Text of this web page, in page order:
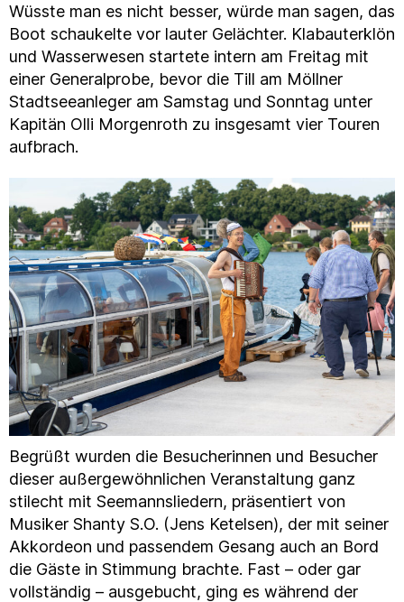
Wüsste man es nicht besser, würde man sagen, das
Boot schaukelte vor lauter Gelächter. Klabauterklön
und Wasserwesen startete intern am Freitag mit
einer Generalprobe, bevor die Till am Möllner
Stadtseeanleger am Samstag und Sonntag unter
Kapitän Olli Morgenroth zu insgesamt vier Touren
aufbrach.
Begrüßt wurden die Besucherinnen und Besucher
dieser außergewöhnlichen Veranstaltung ganz
stilecht mit Seemannsliedern, präsentiert von
Musiker Shanty S.O. (Jens Ketelsen), der mit seiner
Akkordeon und passendem Gesang auch an Bord
die Gäste in Stimmung brachte. Fast – oder gar
vollständig – ausgebucht, ging es während der